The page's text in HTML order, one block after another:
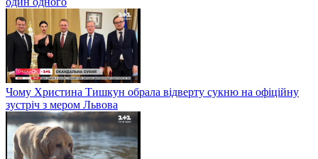
Чому Христина Тишкун обрала відверту сукню на офіційну
зустріч з мером Львова